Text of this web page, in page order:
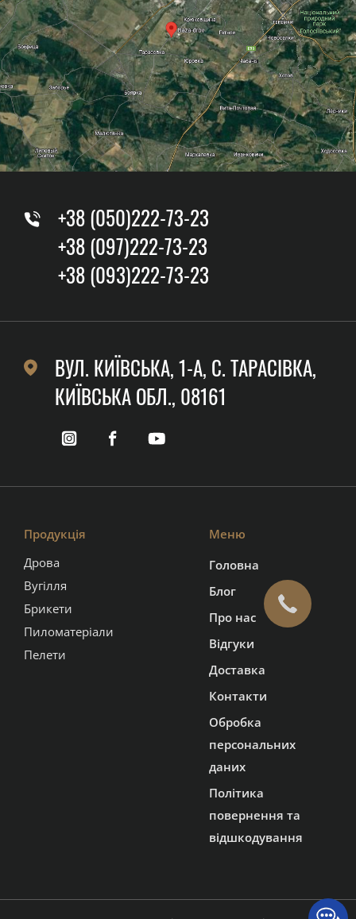
+38 (050)222-73-23
+38 (097)222-73-23
+38 (093)222-73-23
ВУЛ. КИЇВСЬКА, 1-А, C. ТАРАСІВКА,
КИЇВСЬКА ОБЛ., 08161
Продукція
Дрова
Вугілля
Брикети
Пиломатеріали
Пелети
Меню
Головна
Блог
Про нас
Відгуки
Доставка
Контакти
Обробка
персональних
даних
Політика
повернення та
відшкодування